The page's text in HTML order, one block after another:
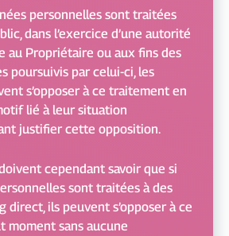
personnelles sont traitées
dans l’exercice d’une autorité
au Propriétaire ou aux fins des
poursuivis par celui-ci, les
s’opposer à ce traitement en
lié à leur situation
justifier cette opposition.
cependant savoir que si
sont traitées à des
direct, ils peuvent s’opposer à ce
moment sans aucune